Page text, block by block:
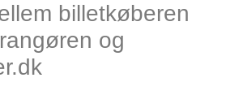
billetkøberen
og